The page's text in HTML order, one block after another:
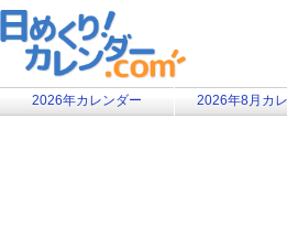
2026年カレンダー 2026年8月カ